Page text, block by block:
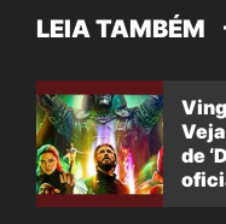
LEIA TAMBÉM
de